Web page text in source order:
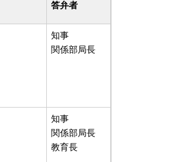
答弁者
知事
関係部局長
知事
関係部局長
教育長